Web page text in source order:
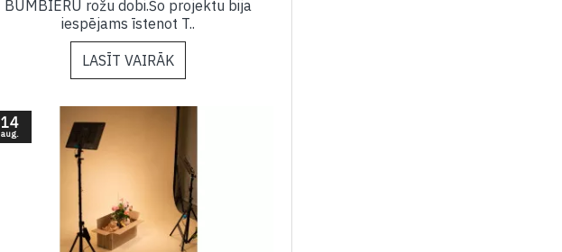
BUMBIERU rožu dobi.Šo projektu bija
iespējams īstenot T..
LASĪT VAIRĀK
14
aug.